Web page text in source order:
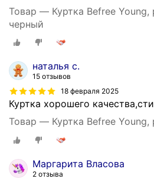
Товар — Куртка Befree Young,
черный
наталья с.
15 отзывов
18 февраля 2025
Куртка хорошего
Товар — Куртка Befree Young,
Маргарита Власова
2 отзыва